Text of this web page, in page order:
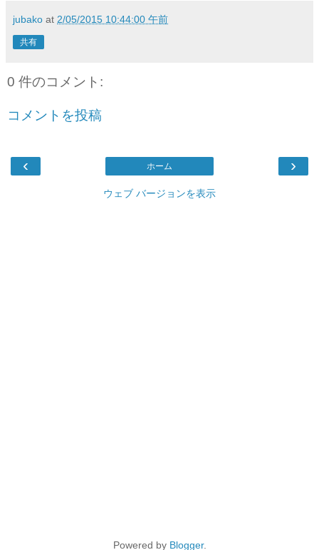
jubako at 2/05/2015 10:44:00 午前
共有
0 件のコメント:
コメントを投稿
‹ ›
ホーム
ウェブ バージョンを表示
Powered by Blogger.